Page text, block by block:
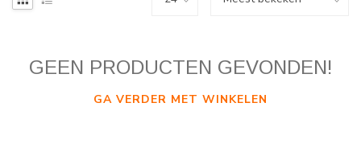
GEEN PRODUCTEN GEVONDEN!
GA VERDER MET WINKELEN